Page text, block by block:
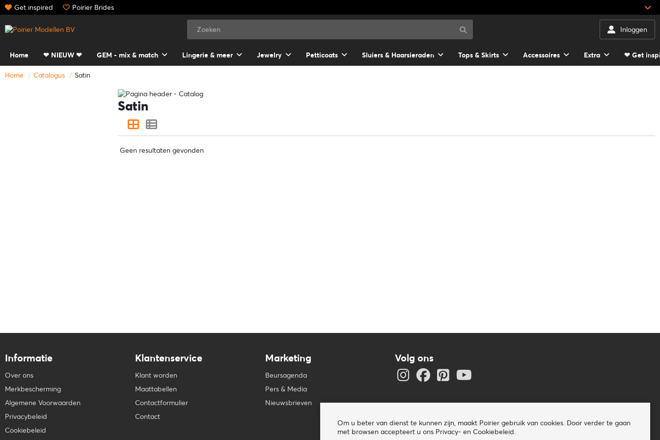
Om u beter van dienst te kunnen zijn, maakt Poirier gebruik van cookies. Door verder te gaan
met browsen accepteert u ons Privacy- en Cookiebeleid.
Get inspired Poirier Brides
Inloggen
Home ❤ NIEUW ❤ GEM - mix & match Lingerie & meer Jewelry Petticoats Sluiers & Haarsieraden Tops & Skirts Accessoires Extra ❤ Get
Home Catalogus Satin
Satin
Geen resultaten gevonden
Informatie
Over ons
Merkbescherming
Algemene Voorwaarden
Privacybeleid
Cookiebeleid
Klantenservice
Klant worden
Maattabellen
Contactformulier
Contact
Marketing
Beursagenda
Pers & Media
Nieuwsbrieven
Volg ons